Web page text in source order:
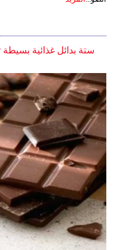
ستة بدائل غذائية